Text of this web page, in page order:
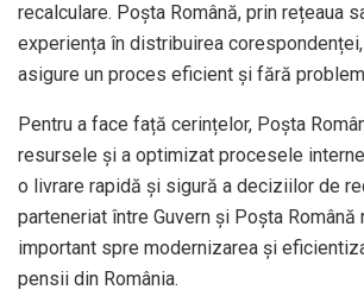
recalculare. Poșta Română, prin rețeaua
experiența în distribuirea
asigure un proces eficient și fără
Pentru a face față cerințelor, Poșta
resursele și a optimizat procesele
o livrare rapidă și sigură a deciziilor de
parteneriat între Guvern și Poșta
important spre modernizarea și
pensii din România.